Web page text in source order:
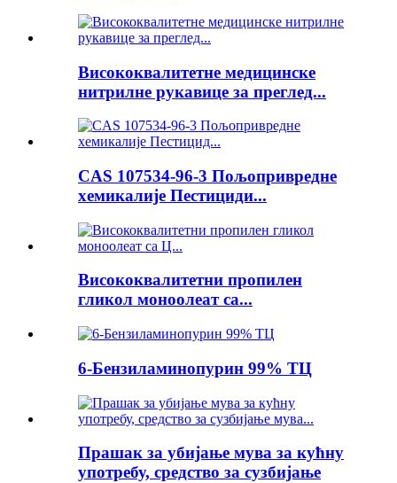
Висококвалитетне медицинске
нитрилне рукавице за преглед...
CAS 107534-96-3 Пољопривредне
хемикалије Пестициди...
Висококвалитетни пропилен
гликол моноолеат са...
6-Бензиламинопурин 99% ТЦ
Прашак за убијање мува за кућну
употребу, средство за сузбијање